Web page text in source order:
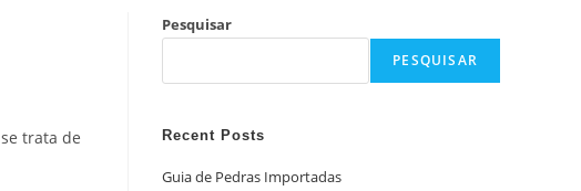
trata de
Pesquisar
PESQUISAR
Recent Posts
Guia de Pedras Importadas